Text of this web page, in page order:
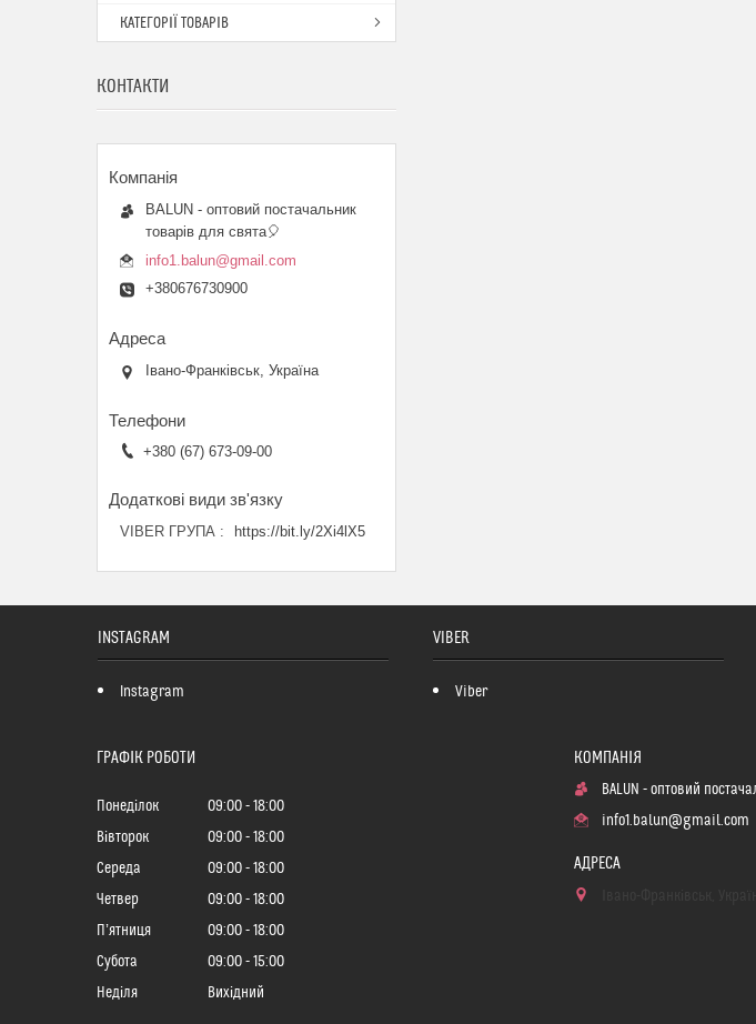
КАТЕГОРІЇ ТОВАРІВ
КОНТАКТИ
BALUN - оптовий постачальник
товарів для свята🎈
info1.balun@gmail.com
+380676730900
Івано-Франківськ, Україна
+380 (67) 673-09-00
VIBER ГРУПА https://bit.ly/2Xi4lX5
INSTAGRAM
Instagram
VIBER
Viber
ГРАФІК РОБОТИ
Понеділок 09:00
18:00
Вівторок
09:00
18:00
Середа
09:00
18:00
Четвер
09:00
18:00
Пʼятниця
09:00
18:00
Субота
09:00
15:00
Неділя
Вихідний
BALUN - оптовий
info1.balun@gmail.com